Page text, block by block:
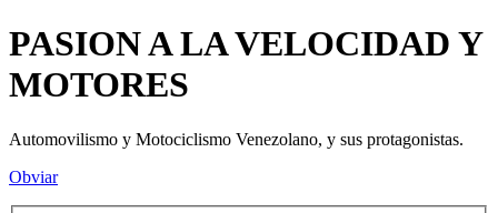
PASION A LA VELOCIDAD Y
MOTORES
Automovilismo y Motociclismo Venezolano, y sus protagonistas.
Obviar